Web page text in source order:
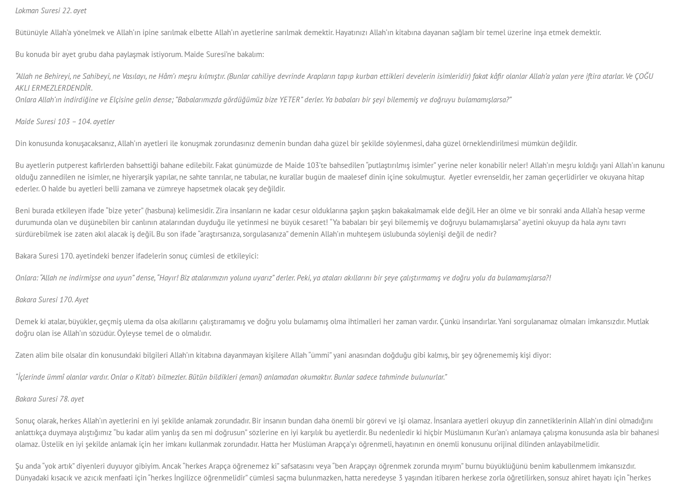
Lokman Suresi 22. ayet
Bütünüyle Allah’a yönelmek ve Allah’ın ipine sarılmak elbette Allah’ın ayetlerine sarılmak demektir. Hayatınızı Allah’ın kitabına dayanan sağlam bir temel üzerine inşa etmek demektir.
Bu konuda bir ayet grubu daha paylaşmak istiyorum. Maide Suresi’ne bakalım:
“Allah ne Behireyi, ne Sahibeyi, ne Vasılayı, ne Hâm’ı meşru kılmıştır. (Bunlar cahiliye devrinde Arapların tapıp kurban ettikleri develerin isimleridir) fakat kâfir olanlar Allah’a yalan yere iftira atarlar. Ve ÇOĞU
AKLI ERMEZLERDENDİR.
Onlara Allah’ın indirdiğine ve Elçisine gelin dense; ”Babalarımızda gördüğümüz bize YETER” derler. Ya babaları bir şeyi bilememiş ve doğruyu bulamamışlarsa?”
Maide Suresi 103 – 104. ayetler
Din konusunda konuşacaksanız, Allah’ın ayetleri ile konuşmak zorundasınız demenin bundan daha güzel bir şekilde söylenmesi, daha güzel örneklendirilmesi mümkün değildir.
Bu ayetlerin putperest kafirlerden bahsettiği bahane edilebilr. Fakat günümüzde de Maide 103’te bahsedilen “putlaştırılmış isimler” yerine neler konabilir neler! Allah’ın meşru kıldığı yani Allah’ın kanunu
olduğu zannedilen ne isimler, ne hiyerarşik yapılar, ne sahte tanrılar, ne tabular, ne kurallar bugün de maalesef dinin içine sokulmuştur. Ayetler evrenseldir, her zaman geçerlidirler ve okuyana hitap
ederler. O halde bu ayetleri belli zamana ve zümreye hapsetmek olacak şey değildir.
Beni burada etkileyen ifade “bize yeter” (hasbuna) kelimesidir. Zira insanların ne kadar cesur olduklarına şaşkın şaşkın bakakalmamak elde değil. Her an ölme ve bir sonraki anda Allah’a hesap verme
durumunda olan ve düşünebilen bir canlının atalarından duyduğu ile yetinmesi ne büyük cesaret! “Ya babaları bir şeyi bilememiş ve doğruyu bulamamışlarsa” ayetini okuyup da hala aynı tavrı
sürdürebilmek ise zaten akıl alacak iş değil. Bu son ifade “araştırsanıza, sorgulasanıza” demenin Allah’ın muhteşem üslubunda söylenişi değil de nedir?
Bakara Suresi 170. ayetindeki benzer ifadelerin sonuç cümlesi de etkileyici:
Onlara: “Allah ne indirmişse ona uyun” dense, “Hayır! Biz atalarımızın yoluna uyarız” derler. Peki, ya ataları akıllarını bir şeye çalıştırmamış ve doğru yolu da bulamamışlarsa?!
Bakara Suresi 170. Ayet
Demek ki atalar, büyükler, geçmiş ulema da olsa akıllarını çalıştıramamış ve doğru yolu bulamamış olma ihtimalleri her zaman vardır. Çünkü insandırlar. Yani sorgulanamaz olmaları imkansızdır. Mutlak
doğru olan ise Allah’ın sözüdür. Öyleyse temel de o olmalıdır.
Zaten alim bile olsalar din konusundaki bilgileri Allah’ın kitabına dayanmayan kişilere Allah “ümmi” yani anasından doğduğu gibi kalmış, bir şey öğrenememiş kişi diyor:
“İçlerinde ümmî olanlar vardır. Onlar o Kitab’ı bilmezler. Bütün bildikleri (emanî) anlamadan okumaktır. Bunlar sadece tahminde bulunurlar.”
Bakara Suresi 78. ayet
Sonuç olarak, herkes Allah’ın ayetlerini en iyi şekilde anlamak zorundadır. Bir insanın bundan daha önemli bir görevi ve işi olamaz. İnsanlara ayetleri okuyup din zannetiklerinin Allah’ın dini olmadığını
anlattıkça duymaya alıştığımız “bu kadar alim yanlış da sen mi doğrusun” sözlerine en iyi karşılık bu ayetlerdir. Bu nedenledir ki hiçbir Müslümanın Kur’an’ı anlamaya çalışma konusunda asla bir bahanesi
olamaz. Üstelik en iyi şekilde anlamak için her imkanı kullanmak zorundadır. Hatta her Müslüman Arapça’yı öğrenmeli, hayatının en önemli konusunu orijinal dilinden anlayabilmelidir.
Şu anda “yok artık” diyenleri duyuyor gibiyim. Ancak “herkes Arapça öğrenemez ki” safsatasını veya “ben Arapçayı öğrenmek zorunda mıyım” burnu büyüklüğünü benim kabullenmem imkansızdır.
Dünyadaki kısacık ve azıcık menfaati için “herkes İngilizce öğrenmelidir” cümlesi saçma bulunmazken, hatta neredeyse 3 yaşından itibaren herkese zorla öğretilirken, sonsuz ahiret hayatı için “herkes